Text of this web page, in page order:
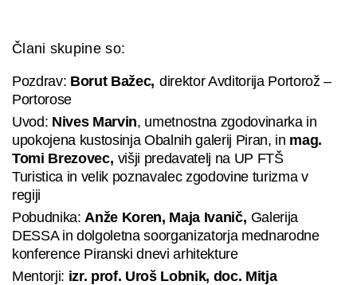
Člani skupine so:
Pozdrav: Borut Bažec, direktor Avditorija Portorož –
Portorose
Uvod: Nives Marvin, umetnostna zgodovinarka in
upokojena kustosinja Obalnih galerij Piran, in mag.
Tomi Brezovec, višji predavatelj na UP FTŠ
Turistica in velik poznavalec zgodovine turizma v
regiji
Pobudnika:Anže Koren, Maja Ivanič, Galerija
DESSA in dolgoletna soorganizatorja mednarodne
konference Piranski dnevi arhitekture
Mentorji: izr. prof. Uroš Lobnik, doc. Mitja